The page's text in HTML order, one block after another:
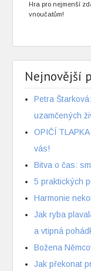
Hra pro nejmenší
vnoučatům!
Nejnovější
Petra
uzamčených
OPIČÍ
vás!
Bitva o čas:
5 praktických
Harmonie
Jak ryba
a vtipná
Božena
Jak překonat